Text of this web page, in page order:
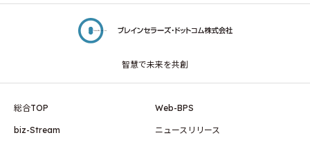
智慧で未来を共創
総合TOP Web-BPS
biz-Stream ニュースリリース